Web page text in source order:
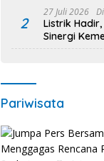
2
27 Juli 2026
Listrik
Sinergi
Percepat
Pariwisata